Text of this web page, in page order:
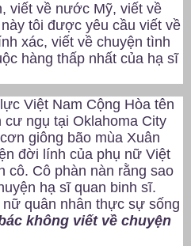
viết về nước Mỹ, viết về
tôi được yêu cầu viết về
xác, viết về chuyện tình
hàng thấp nhất của hạ sĩ
Việt Nam Cộng Hòa tên
ngụ tại Oklahoma City
giông bão mùa Xuân
đời lính của phụ nữ Việt
cô. Cô phàn nàn rằng sao
hạ sĩ quan binh sĩ.
quân nhân thực sự sống
không viết về chuyện